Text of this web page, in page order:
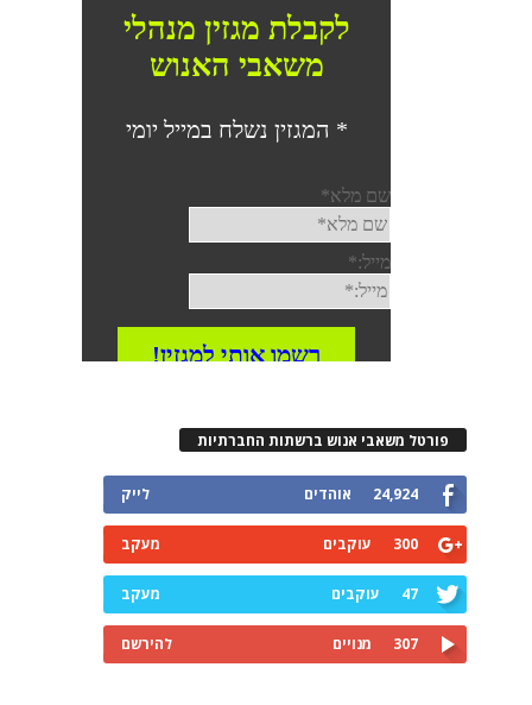
פורטל משאבי אנוש ברשתות החברתיות
24,924 אוהדים לייק
300 עוקבים מעקב
47 עוקבים מעקב
307 מנויים להירשם